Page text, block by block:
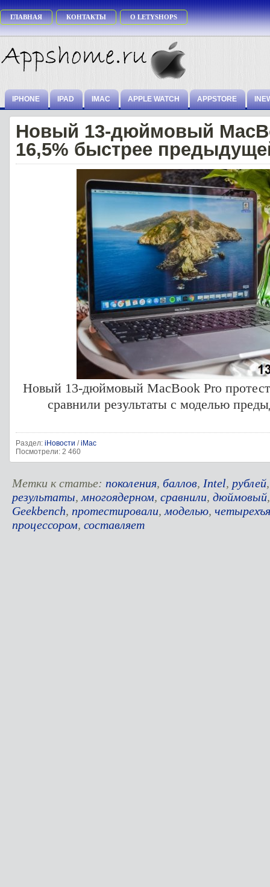
ГЛАВНАЯ КОНТАКТЫ О LETYSHOPS
IPHONE IPAD IMAC APPLE WATCH APPSTORE
Новый 13-дюймовый
16,5% быстрее
Новый 13-дюймовый MacBook Pro
сравнили результаты с моделью
Раздел: iНовости /iMac
Посмотрели: 2 460
Метки к статье: поколения, баллов, Intel, рублей
результаты,многоядерном, сравнили, дюймовый
Geekbench, протестировали,моделью,
процессором, составляет